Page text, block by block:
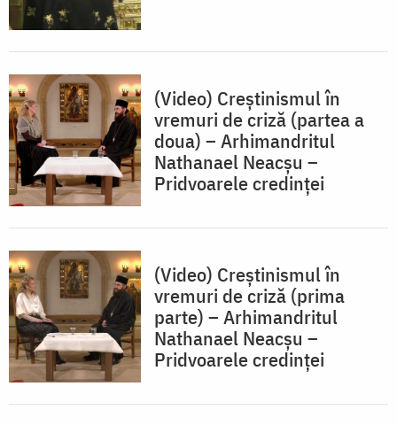
(Video) Creștinismul în
vremuri de criză (partea a
doua) – Arhimandritul
Nathanael Neacşu –
Pridvoarele credinței
(Video) Creștinismul în
vremuri de criză (prima
parte) – Arhimandritul
Nathanael Neacşu –
Pridvoarele credinței